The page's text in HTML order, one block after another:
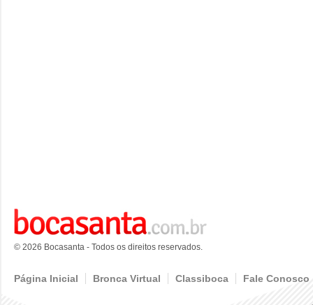
© 2026 Bocasanta - Todos os direitos reservados.
Página Inicial Bronca Virtual Classiboca Fale Conosco